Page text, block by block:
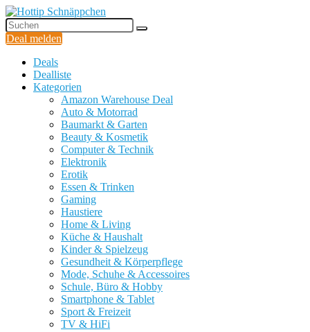
Deal melden
Deals
Dealliste
Kategorien
Amazon Warehouse Deal
Auto & Motorrad
Baumarkt & Garten
Beauty & Kosmetik
Computer & Technik
Elektronik
Erotik
Essen & Trinken
Gaming
Haustiere
Home & Living
Küche & Haushalt
Kinder & Spielzeug
Gesundheit & Körperpflege
Mode, Schuhe & Accessoires
Schule, Büro & Hobby
Smartphone & Tablet
Sport & Freizeit
TV & HiFi